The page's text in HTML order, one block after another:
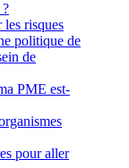
risques
politique de
de
PME est-
pour aller